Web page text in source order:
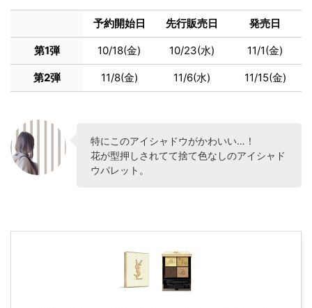
予約開始日 先行販売日 発売日
第1弾 10/18(金) 10/23(水) 11/1(金)
第2弾 11/8(金) 11/6(水) 11/15(金)
特にこのアイシャドウがかわいい…！
花が型押しされてて捨て色なしのアイシャド
ウパレット。